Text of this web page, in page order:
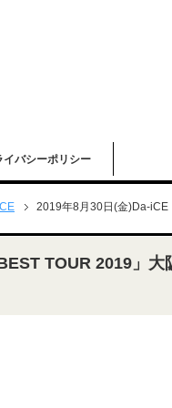
イバシーポリシー
2019年8月30日(金)Da-iCE
TOUR 2019」大